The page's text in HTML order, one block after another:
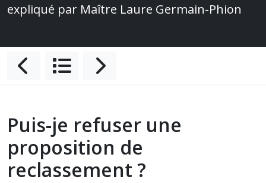
expliqué par Maître Laure Germain-Phion
Puis-je refuser une
proposition de
reclassement ?